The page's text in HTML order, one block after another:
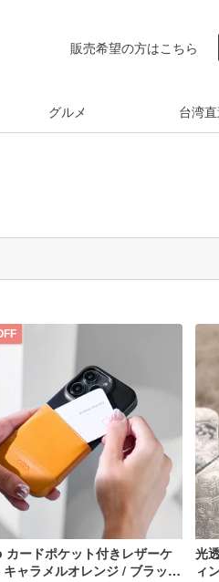
販売希望の方はこちら
グルメ 台湾
カードポケット付きレザーケ
キャラメルオレンジ / ブラック
光
ィ